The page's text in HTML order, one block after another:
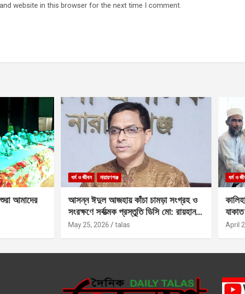
website in this browser for the next time I comment.
আমাদের
ধর্ম ও জীবন নারায়ণগঞ্জ
আসন্ন ঈদুল আজহায় কাঁচা চামড়া সংগ্রহ ও
সংরক্ষণে সর্বাত্মক প্রস্তুতি ডিসি মো: রায়হান
কবির
May 25, 2026 talas
ধর্ম ও
April